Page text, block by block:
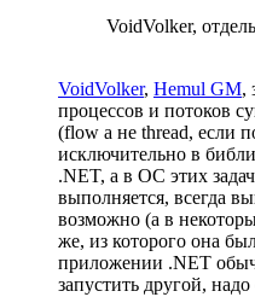
VoidVolker,
VoidVolker, Hemul GM,
процессов и потоков
(flow а не thread, если
исключительно в
.NET, а в ОС этих
выполняется, всегда
возможно (а в
же, из которого она
приложении .NET
запустить другой,